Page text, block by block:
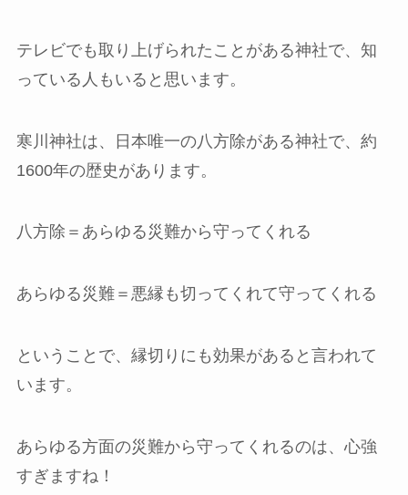
テレビでも取り上げられたことがある神社で、知
っている人もいると思います。
寒川神社は、日本唯一の八方除がある神社で、約
1600年の歴史があります。
八方除＝あらゆる災難から守ってくれる
あらゆる災難＝悪縁も切ってくれて守ってくれる
ということで、縁切りにも効果があると言われて
います。
あらゆる方面の災難から守ってくれるのは、心強
すぎますね！